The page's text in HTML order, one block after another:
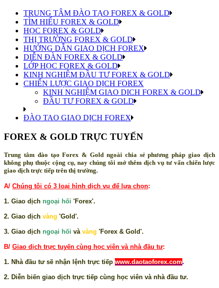
TRUNG TÂM ĐÀO TẠO FOREX & GOLD
TÌM HIỂU FOREX & GOLD
HỌC FOREX & GOLD
THỊ TRƯỜNG FOREX & GOLD
HƯỚNG DẪN GIAO DỊCH FOREX
DIỄN ĐÀN FOREX & GOLD
LỚP HỌC FOREX & GOLD
KINH NGHIỆM ĐẦU TƯ FOREX & GOLD
CHIẾN LƯỢC GIAO DỊCH FOREX
KINH NGHIỆM GIAO DICH FOREX & GOLD
ĐẦU TƯ FOREX & GOLD
ĐÀO TAO GIAO DỊCH FOREX
FOREX & GOLD TRỰC TUYẾN
Trung tâm đào tạo Forex & Gold ngoài chia sẻ phương pháp giao dịch
không phụ thuộc cộng cụ, nay chúng tôi mở thêm dịch vụ tư vấn chiến lược
giao dịch trực tiếp trên thị trường.
A/ Chúng tôi có 3 loại hình dịch vụ để lựa chọn:
1. Giao dịch ngoại hối 'Forex'.
2. Giao dịch vàng 'Gold'.
3. Giao dịch ngoại hối và vàng 'Forex & Gold'.
B/ Giao dịch trực tuyến cùng học viên và nhà đầu tư:
1. Nhà đầu tư sẽ nhận lệnh trực tiếp www.daotaoforex.com.
2. Diễn biến giao dịch trực tiếp cùng học viên và nhà đầu tư.